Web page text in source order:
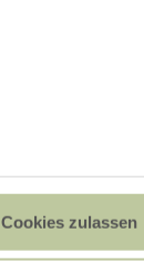
Cookies zulassen